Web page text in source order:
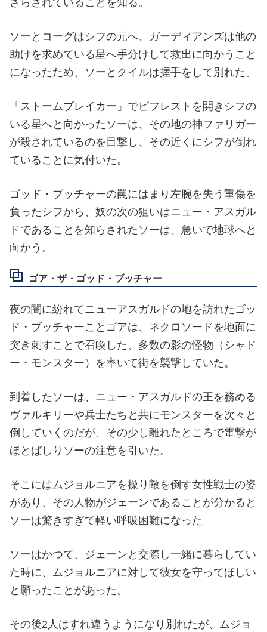
さらされていることを知る。
ソーとコーグはシフの元へ、ガーディアンズは他の
助けを求めている星へ手分けして救出に向かうこと
になったため、ソーとクイルは握手をして別れた。
「ストームブレイカー」でビフレストを開きシフの
いる星へと向かったソーは、その地の神ファリガー
が殺されているのを目撃し、その近くにシフが倒れ
ていることに気付いた。
ゴッド・ブッチャーの罠にはまり左腕を失う重傷を
負ったシフから、奴の次の狙いはニュー・アスガル
ドであることを知らされたソーは、急いで地球へと
向かう。
ゴア・ザ・ゴッド・ブッチャー
夜の闇に紛れてニューアスガルドの地を訪れたゴッ
ド・ブッチャーことゴアは、ネクロソードを地面に
突き刺すことで召喚した、多数の影の怪物（シャド
ー・モンスター）を率いて街を襲撃していた。
到着したソーは、ニュー・アスガルドの王を務める
ヴァルキリーや兵士たちと共にモンスターを次々と
倒していくのだが、その少し離れたところで電撃が
ほとばしりソーの注意を引いた。
そこにはムジョルニアを操り敵を倒す女性戦士の姿
があり、その人物がジェーンであることが分かると
ソーは驚きすぎて軽い呼吸困難になった。
ソーはかつて、ジェーンと交際し一緒に暮らしてい
た時に、ムジョルニアに対して彼女を守ってほしい
と願ったことがあった。
その後2人はすれ違うようになり別れたが、ムジョ